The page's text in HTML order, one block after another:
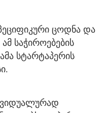
ცოდნა და
საჭიროებების
სტარტაპერის